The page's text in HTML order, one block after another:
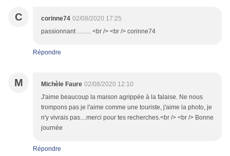
C corinne74 02/08/2020 17:25
passionnant ……. <br /> <br /> corinne74
Répondre
M Michèle Faure 02/08/2020 12:10
J'aime beaucoup la maison agrippée à la falaise. Ne nous
trompons pas je l'aime comme une touriste, j'aime la photo, je
n'y vivrais pas....merci pour tes recherches.<br /> <br /> Bonne
journée
Répondre